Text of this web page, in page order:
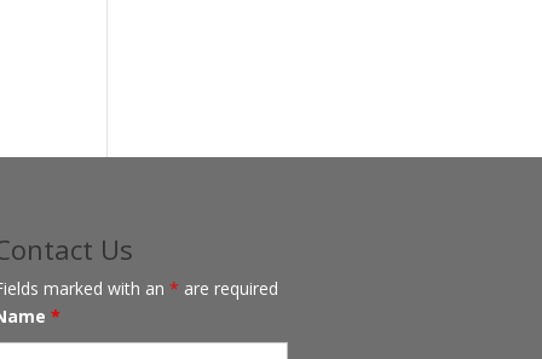
Us
marked with an * are required
*